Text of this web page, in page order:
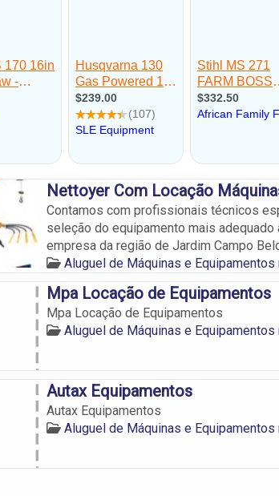
Nettoyer Com Locação
Contamos com profissionais técnicos
seleção do equipamento mais
empresa da região de Jardim Campo
Aluguel de Máquinas e Equipamentos
Mpa Locação de Equipamentos
Mpa Locação de Equipamentos
Aluguel de Máquinas e Equipamentos
Autax Equipamentos
Autax Equipamentos
Aluguel de Máquinas e Equipamentos